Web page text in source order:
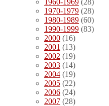
1970-1979 (28)
1980-1989 (60)
1990-1999 (83)
2000 (16)
2001 (13)
2002 (19)
2003 (14)
2004 (19)
2005 (22)
2006 (24)
2007 (28)